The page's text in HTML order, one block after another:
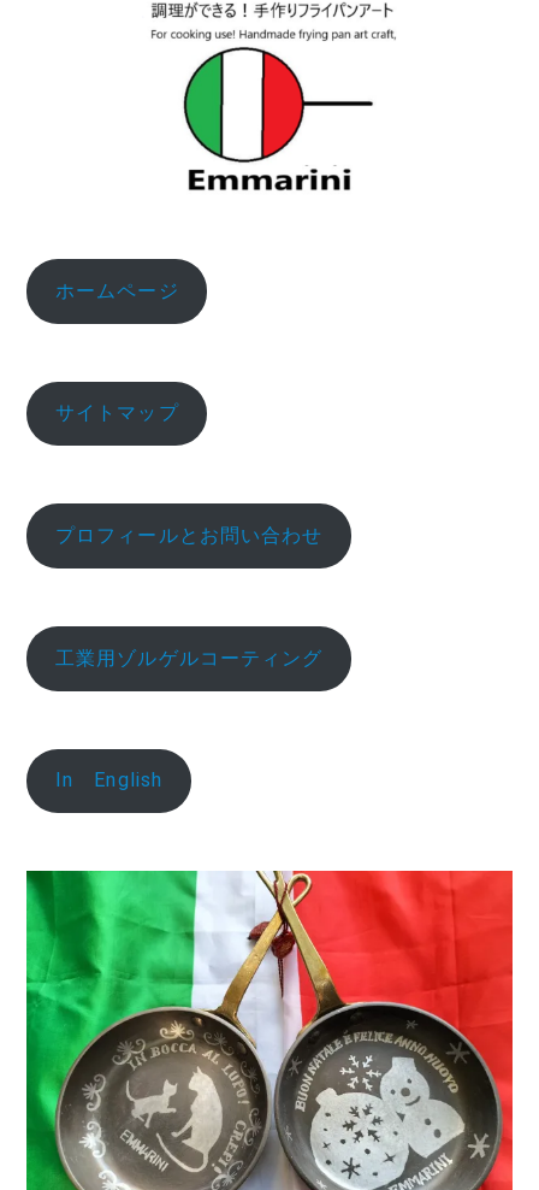
ホームページ
サイトマップ
プロフィールとお問い合わせ
工業用ゾルゲルコーティング
In English